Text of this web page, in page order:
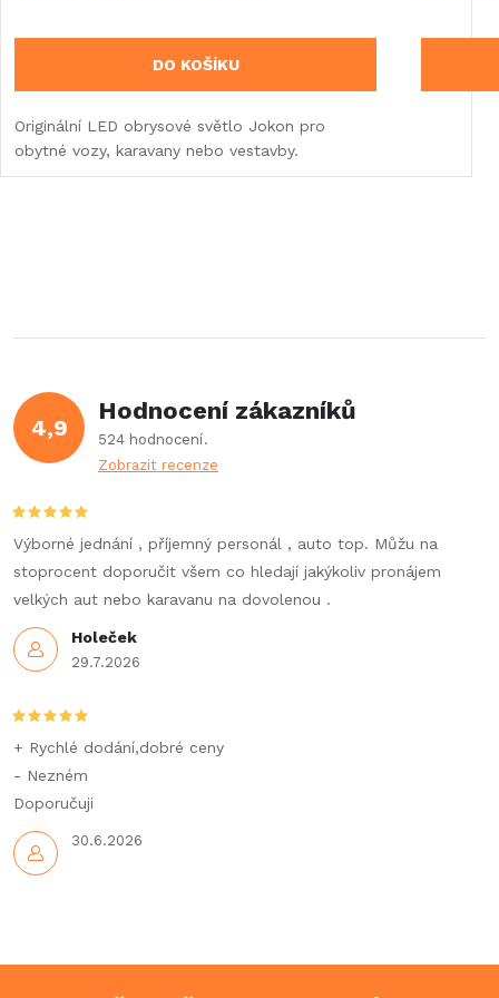
DO KOŠÍKU
Originální LED obrysové světlo Jokon pro
obytné vozy, karavany nebo vestavby.
4,9
Hodnocení zákazníků
524 hodnocení
Zobrazit recenze
Holeček
29.7.2026
Výborné jednání , příjemný personál , auto top. Můžu na
stoprocent doporučit všem co hledají jakýkoliv pronájem
velkých aut nebo karavanu na dovolenou .
30.6.2026
+ Rychlé dodání,dobré ceny
- Nezném
Doporučuji